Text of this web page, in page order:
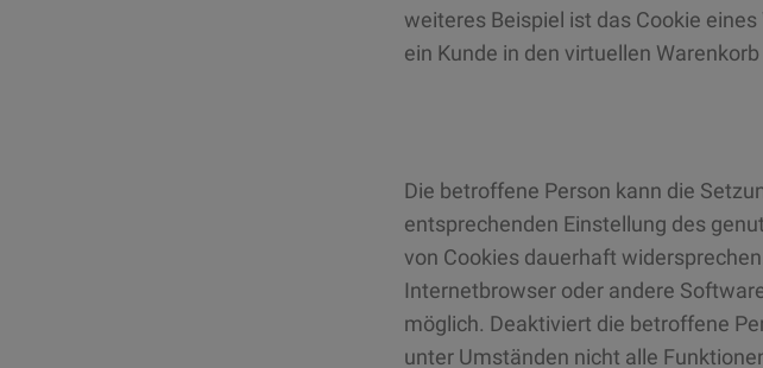
weiteres Beispiel ist das Cookie
ein Kunde in den virtuellen
Die betroffene Person kann die
entsprechenden Einstellung des
von Cookies dauerhaft
Internetbrowser oder andere
möglich. Deaktiviert die betroffene
unter Umständen nicht alle